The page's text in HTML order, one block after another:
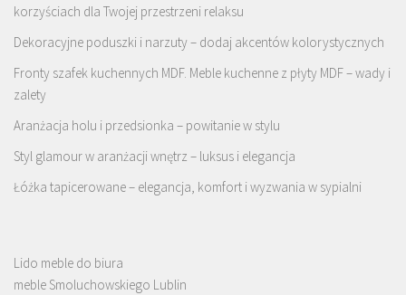
korzyściach dla Twojej przestrzeni relaksu
Dekoracyjne poduszki i narzuty – dodaj akcentów kolorystycznych
Fronty szafek kuchennych MDF. Meble kuchenne z płyty MDF – wady i
zalety
Aranżacja holu i przedsionka – powitanie w stylu
Styl glamour w aranżacji wnętrz – luksus i elegancja
Łóżka tapicerowane – elegancja, komfort i wyzwania w sypialni
Lido meble do biura
meble Smoluchowskiego Lublin